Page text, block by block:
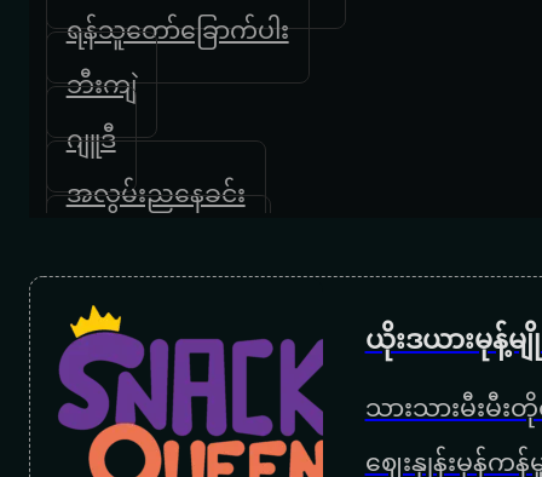
ရန်သူတော်ခြောက်ပါး
ဘီးကျဲ
ဂျူဒီ
အလွမ်းညနေခင်း
လိုသလိုသုံး
ပြည့်တန်ဆာ
ယိုးဒယားမုန့်
သားသားမီးမီး
ဈေးနှုန်းမှန်က